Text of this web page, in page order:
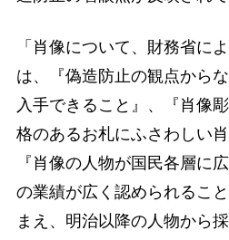
「肖像について、財務省に
は、『偽造防止の観点から
入手できること』、『肖像
格のあるお札にふさわしい
『肖像の人物が国民各層に
の業績が広く認められるこ
まえ、明治以降の人物から